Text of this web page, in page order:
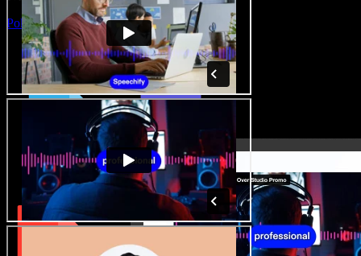
Pokreni Studio